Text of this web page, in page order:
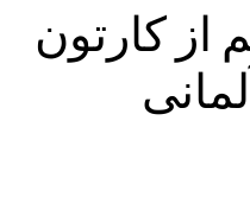
از کارتون